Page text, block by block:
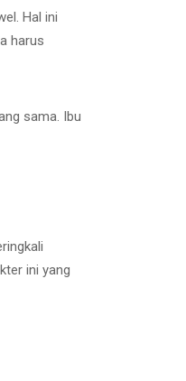
Hal ini
harus
sama. Ibu
ini yang